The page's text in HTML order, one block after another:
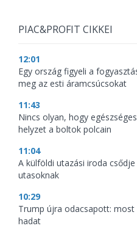
PIAC&PROFIT CIKKEI
12:01
Egy ország figyeli a
meg az esti áramcsúcsokat
11:43
Nincs olyan, hogy
helyzet a boltok polcain
11:04
A külföldi utazási iroda
utasoknak
10:29
Trump újra odacsapott:
hadat